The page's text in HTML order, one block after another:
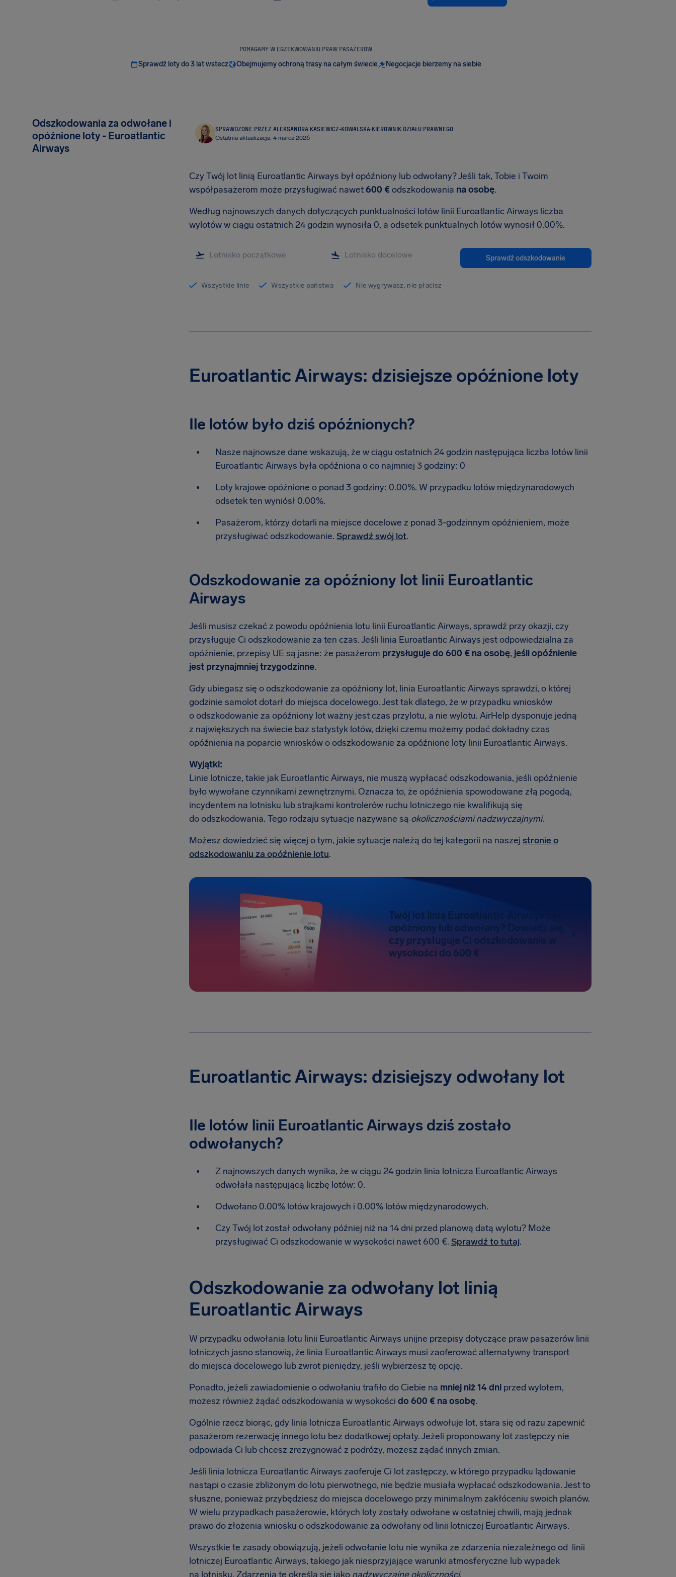
POMAGAMY W EGZEKWOWANIU PRAW PASAŻERÓW
Sprawdź loty do 3 lat wstecz Obejmujemy ochroną trasy na całym świecie Negocjacje bierzemy na siebie
Odszkodowania za odwołane i
opóźnione loty - Euroatlantic
Airways
SPRAWDZONE PRZEZ ALEKSANDRA KASIEWICZ-KOWALSKA·KIEROWNIK DZIAŁU PRAWNEGO
Ostatnia aktualizacja: 4 marca 2026
Czy Twój lot linią Euroatlantic Airways był opóźniony lub odwołany? Jeśli tak, Tobie i Twoim
współpasażerom może przysługiwać nawet600 €odszkodowania na osobę.
Według najnowszych danych dotyczących punktualności lotów linii Euroatlantic Airways liczba
wylotów w ciągu ostatnich 24 godzin wynosiła 0, a odsetek punktualnych lotów wynosił 0.00%.
Sprawdź odszkodowanie
Wszystkie linie Wszystkie państwa Nie wygrywasz, nie płacisz
Euroatlantic Airways: dzisiejsze opóźnione loty
Ile lotów było dziś opóźnionych?
Nasze najnowsze dane wskazują, że w ciągu ostatnich 24 godzin następująca liczba lotów linii
Euroatlantic Airways była opóźniona o co najmniej 3 godziny: 0
Loty krajowe opóźnione o ponad 3 godziny: 0.00%. W przypadku lotów międzynarodowych
odsetek ten wyniósł 0.00%.
Pasażerom, którzy dotarli na miejsce docelowe z ponad 3-godzinnym opóźnieniem, może
przysługiwać odszkodowanie. Sprawdź swój lot.
Odszkodowanie za opóźniony lot linii Euroatlantic
Airways
Jeśli musisz czekać z powodu opóźnienia lotu linii Euroatlantic Airways, sprawdź przy okazji, czy
przysługuje Ci odszkodowanie za ten czas. Jeśli linia Euroatlantic Airways jest odpowiedzialna za
opóźnienie, przepisy UE są jasne: że pasażerom przysługuje do 600 € na osobę, jeśli opóźnienie
jest przynajmniej trzygodzinne.
Gdy ubiegasz się o odszkodowanie za opóźniony lot, linia Euroatlantic Airways sprawdzi, o której
godzinie samolot dotarł do miejsca docelowego. Jest tak dlatego, że w przypadku wniosków
o odszkodowanie za opóźniony lot ważny jest czas przylotu, a nie wylotu. AirHelp dysponuje jedną
z największych na świecie baz statystyk lotów, dzięki czemu możemy podać dokładny czas
opóźnienia na poparcie wniosków o odszkodowanie za opóźnione loty linii Euroatlantic Airways.
Wyjątki:
Linie lotnicze, takie jak Euroatlantic Airways, nie muszą wypłacać odszkodowania, jeśli opóźnienie
było wywołane czynnikami zewnętrznymi. Oznacza to, że opóźnienia spowodowane złą pogodą,
incydentem na lotnisku lub strajkami kontrolerów ruchu lotniczego nie kwalifikują się
do odszkodowania. Tego rodzaju sytuacje nazywane są okolicznościami nadzwyczajnymi.
Możesz dowiedzieć się więcej o tym, jakie sytuacje należą do tej kategorii na naszej stronie o
odszkodowaniu za opóźnienie lotu.
Twój lot linią Euroatlantic Airways był
opóźniony lub odwołany? Dowiedz się,
czy przysługuje Ci odszkodowanie w
wysokości do 600 €
Euroatlantic Airways: dzisiejszy odwołany lot
Ile lotów linii Euroatlantic Airways dziś zostało
odwołanych?
Z najnowszych danych wynika, że w ciągu 24 godzin linia lotnicza Euroatlantic Airways
odwołała następującą liczbę lotów: 0.
Odwołano 0.00% lotów krajowych i 0.00% lotów międzynarodowych.
Czy Twój lot został odwołany później niż na 14 dni przed planową datą wylotu? Może
przysługiwać Ci odszkodowanie w wysokości nawet 600 €. Sprawdź to tutaj.
Odszkodowanie za odwołany lot linią
Euroatlantic Airways
W przypadku odwołania lotu linii Euroatlantic Airways unijne przepisy dotyczące praw pasażerów linii
lotniczych jasno stanowią, że linia Euroatlantic Airways musi zaoferować alternatywny transport
do miejsca docelowego lub zwrot pieniędzy, jeśli wybierzesz tę opcję.
Ponadto, jeżeli zawiadomienie o odwołaniu trafiło do Ciebie na mniej niż 14 dni przed wylotem,
możesz również żądać odszkodowania w wysokości do 600 € na osobę.
Ogólnie rzecz biorąc, gdy linia lotnicza Euroatlantic Airways odwołuje lot, stara się od razu zapewnić
pasażerom rezerwację innego lotu bez dodatkowej opłaty. Jeżeli proponowany lot zastępczy nie
odpowiada Ci lub chcesz zrezygnować z podróży, możesz żądać innych zmian.
Jeśli linia lotnicza Euroatlantic Airways zaoferuje Ci lot zastępczy, w którego przypadku lądowanie
nastąpi o czasie zbliżonym do lotu pierwotnego, nie będzie musiała wypłacać odszkodowania. Jest to
słuszne, ponieważ przybędziesz do miejsca docelowego przy minimalnym zakłóceniu swoich planów.
W wielu przypadkach pasażerowie, których loty zostały odwołane w ostatniej chwili, mają jednak
prawo do złożenia wniosku o odszkodowanie za odwołany od linii lotniczej Euroatlantic Airways.
Wszystkie te zasady obowiązują, jeżeli odwołanie lotu nie wynika ze zdarzenia niezależnego od linii
lotniczej Euroatlantic Airways, takiego jak niesprzyjające warunki atmosferyczne lub wypadek
na lotnisku. Zdarzenia te określa się jako nadzwyczajne okoliczności.